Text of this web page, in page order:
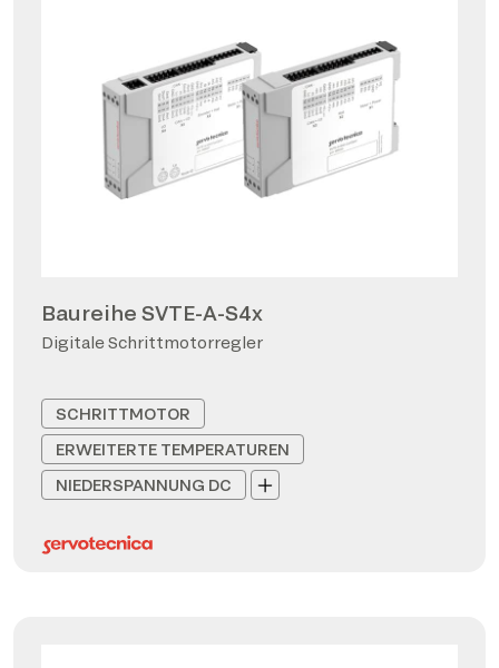
Baureihe SVTE-A-S4x
Digitale Schrittmotorregler
SCHRITTMOTOR
ERWEITERTE TEMPERATUREN
NIEDERSPANNUNG DC